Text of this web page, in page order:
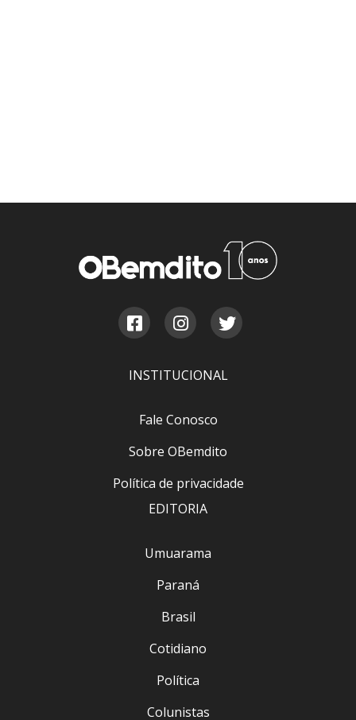
INSTITUCIONAL
Fale Conosco
Sobre OBemdito
Política de privacidade
EDITORIA
Umuarama
Paraná
Brasil
Cotidiano
Política
Colunistas